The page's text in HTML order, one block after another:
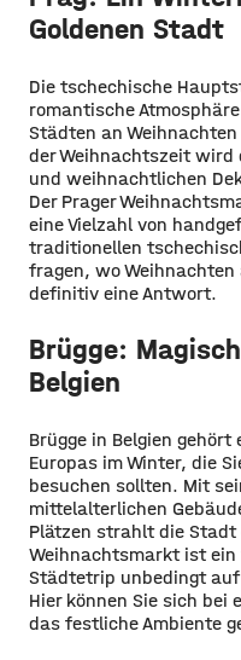
Goldenen Stadt
Die tschechische
romantische
Städten an
der Weihnachtszeit
und weihnachtlichen
Der Prager
eine Vielzahl von
traditionellen
fragen, wo
definitiv eine Antwort.
Brügge:
Belgien
Brügge in Belgien
Europas im Winter, die
besuchen sollten. Mit
mittelalterlichen
Plätzen strahlt die Stadt
Weihnachtsmarkt ist
Städtetrip unbedingt
Hier können Sie sich
das festliche Ambiente